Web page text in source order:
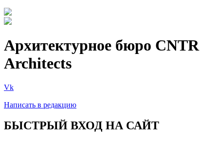
Архитектурное бюро CNTR
Architects
Vk
Написать в редакцию
БЫСТРЫЙ ВХОД НА САЙТ